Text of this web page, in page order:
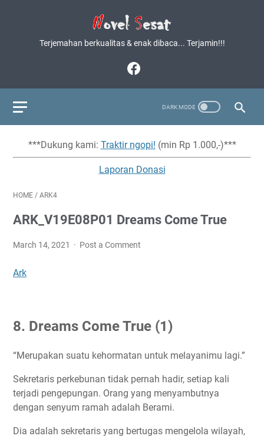
Terjemahan berkualitas & enak dibaca... Terjamin!!!
***Dukung kami: Traktir ngopi! (min Rp 1.000,-)***
Laporan Donasi
HOME / ARK4
ARK_V19E08P01 Dreams Come True
March 14, 2021 Post a Comment
Ark
8. Dreams Come True (1)
“Merupakan suatu kehormatan untuk melayanimu lagi.”
Sekretaris perkebunan tidak pernah hadir, setiap kali
terjadi pengepungan. Orang yang menyambutnya
dengan senyum ramah adalah Berami.
Dia adalah sekretaris yang bertugas mengelola wilayah,